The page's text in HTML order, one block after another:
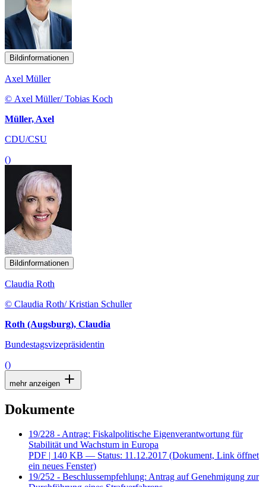
Bildinformationen
Axel Müller
© Axel Müller/ Tobias Koch
Müller, Axel
CDU/CSU
()
Bildinformationen
Claudia Roth
© Claudia Roth/ Kristian Schuller
Roth (Augsburg), Claudia
Bundestagsvizepräsidentin
()
mehr anzeigen
Dokumente
19/228 - Antrag: Fiskalpolitische Eigenverantwortung für
Stabilität und Wachstum in Europa
PDF | 140 KB — Status: 11.12.2017 (Dokument, Link öffnet
ein neues Fenster)
19/252 - Beschlussempfehlung: Antrag auf Genehmigung zur